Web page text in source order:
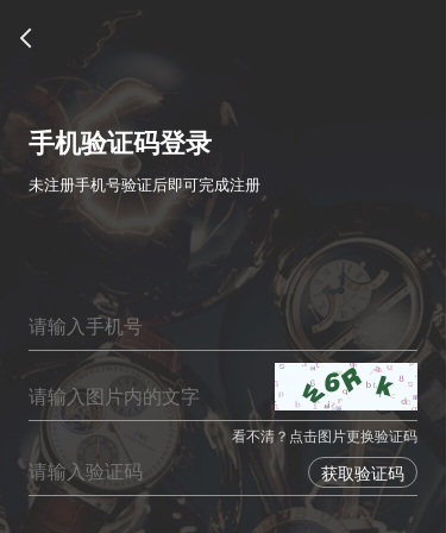
手机验证码登录
未注册手机号验证后即可完成注册
看不清？点击图片更换验证码
获取验证码